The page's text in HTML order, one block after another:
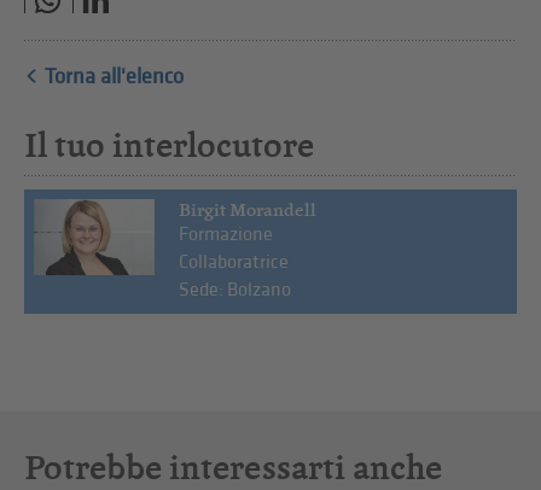
Torna all'elenco
Il tuo interlocutore
Birgit Morandell
Formazione
Collaboratrice
Sede: Bolzano
Potrebbe interessarti anche